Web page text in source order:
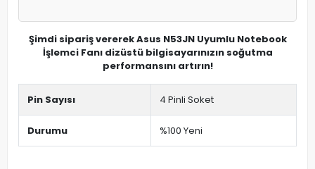
Şimdi sipariş vererek Asus N53JN Uyumlu Notebook
İşlemci Fanı dizüstü bilgisayarınızın soğutma
performansını artırın!
Pin Sayısı 4 Pinli Soket
Durumu %100 Yeni